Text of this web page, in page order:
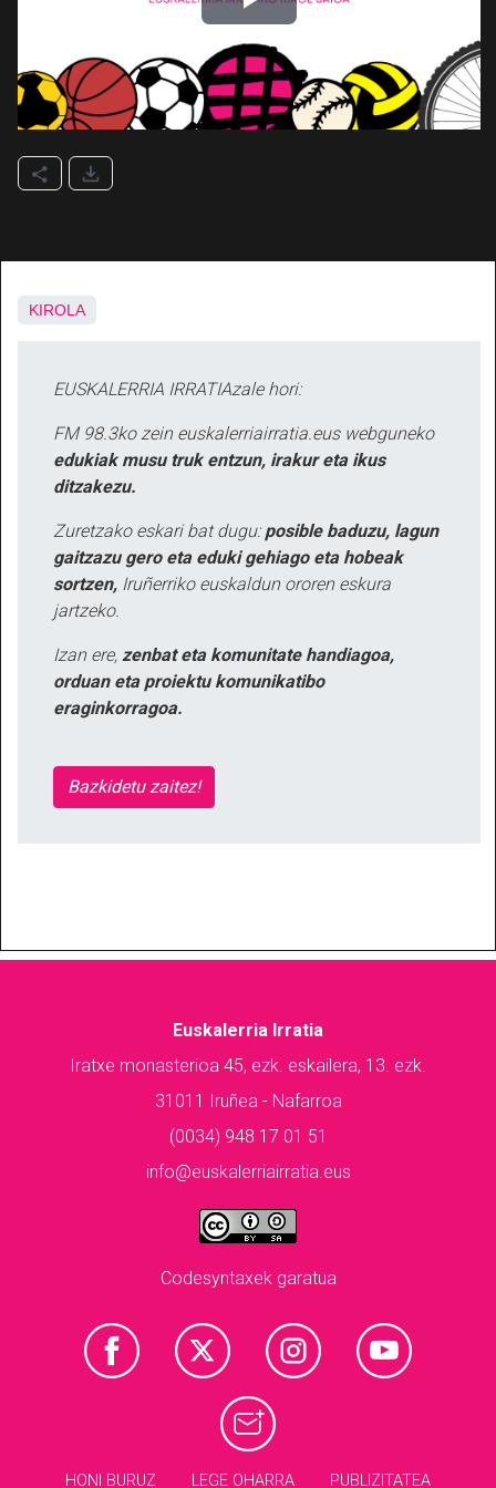
KIROLA
EUSKALERRIA IRRATIAzale hori:
FM 98.3ko zein euskalerriairratia.eus webguneko
edukiak musu truk entzun, irakur eta ikus
ditzakezu.
Zuretzako eskari bat dugu: posible baduzu, lagun
gaitzazu gero eta eduki gehiago eta hobeak
sortzen, Iruñerriko euskaldun ororen eskura
jartzeko.
Izan ere, zenbat eta komunitate handiagoa,
orduan eta proiektu komunikatibo
eraginkorragoa.
Bazkidetu zaitez!
Euskalerria Irratia
Iratxe monasterioa 45, ezk. eskailera, 13. ezk.
31011 Iruñea - Nafarroa
(0034) 948 17 01 51
info@euskalerriairratia.eus
Codesyntaxek garatua
HONI BURUZ LEGE OHARRA PUBLIZITATEA